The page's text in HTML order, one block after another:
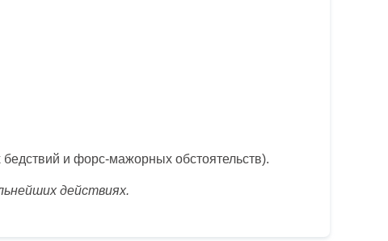
и форс-мажорных обстоятельств).
действиях.